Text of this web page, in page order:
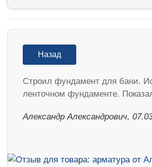
Назад
Строил фундамент для бани.
ленточном фундаменте.
Александр Александрович,